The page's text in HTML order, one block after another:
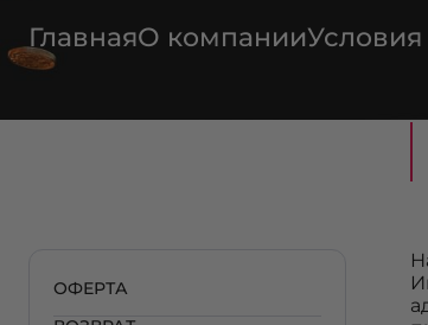
ГлавнаяО компании
ОФЕРТА